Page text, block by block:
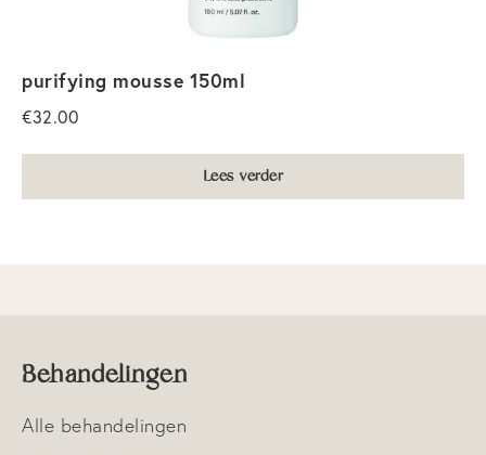
Shop
Veelgestelde vragen
purifying mousse 150ml
€32.00
Lees verder
Behandelingen
Alle behandelingen